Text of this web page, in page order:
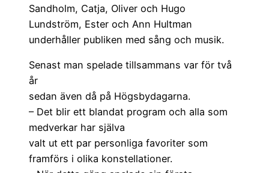
Sandholm, Catja, Oliver och Hugo
Lundström, Ester och Ann Hultman
underhåller publiken med sång och musik.
Senast man spelade tillsammans var för två
år
sedan även då på Högsbydagarna.
– Det blir ett blandat program och alla som
medverkar har själva
valt ut ett par personliga favoriter som
framförs i olika konstellationer.